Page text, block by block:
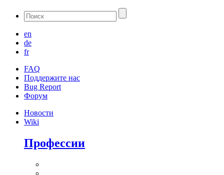
en
de
fr
FAQ
Поддержите нас
Bug Report
Форум
Новости
Wiki
Профессии